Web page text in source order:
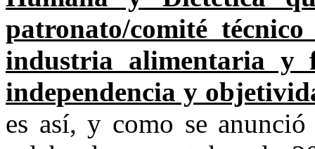
patronato/comité
industria alimentaria y
independencia y
es así, y como se